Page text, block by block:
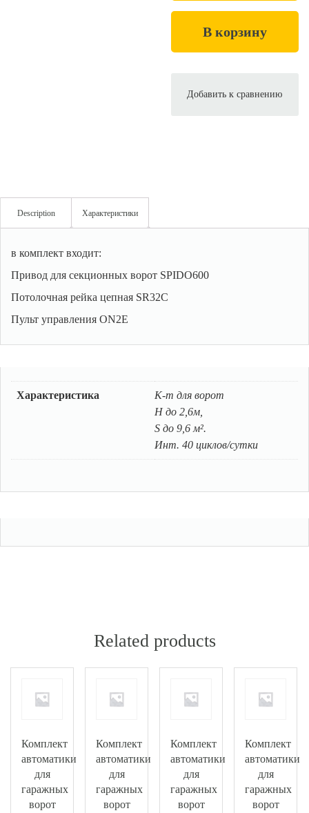
В корзину
Добавить к сравнению
Description Характеристики
в комплект входит:
Привод для секционных ворот SPIDO600
Потолочная рейка цепная SR32C
Пульт управления ON2E
Характеристика
К-т для ворот
H до 2,6м,
S до 9,6 м².
Инт. 40 циклов/сутки
Related products
Комплект
автоматики
для
гаражных
ворот
Комплект
автоматики
для
гаражных
ворот
Комплект
автоматики
для
гаражных
ворот
Комплект
автоматики
для
гаражных
ворот